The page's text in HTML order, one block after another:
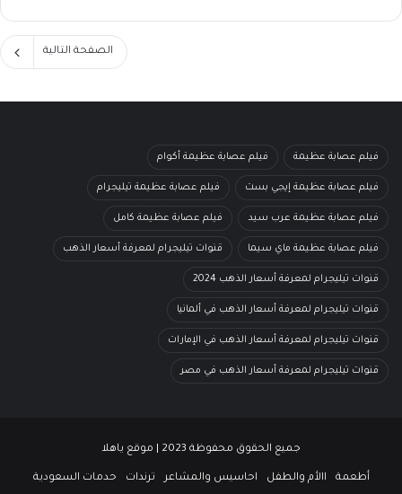
الصفحة التالية
فيلم عصابة عظيمة فيلم عصابة عظيمة أكوام
فيلم عصابة عظيمة إيجي بست فيلم عصابة عظيمة تيليجرام
فيلم عصابة عظيمة عرب سيد فيلم عصابة عظيمة كامل
فيلم عصابة عظيمة ماي سيما قنوات تيليجرام لمعرفة أسعار الذهب
قنوات تيليجرام لمعرفة أسعار الذهب 2024
قنوات تيليجرام لمعرفة أسعار الذهب في ألمانيا
قنوات تيليجرام لمعرفة أسعار الذهب في الإمارات
قنوات تيليجرام لمعرفة أسعار الذهب في مصر
جميع الحقوق محفوظة 2023 | موقع ياهلا
أطعمة االأم والطفل احاسيس والمشاعر ترندات حدمات السعودية